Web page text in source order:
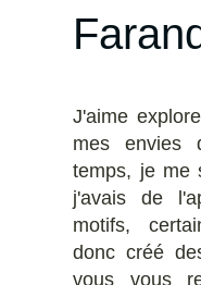
J'aime
mes envies
temps, je me
j'avais de
motifs,
donc créé
vous vous